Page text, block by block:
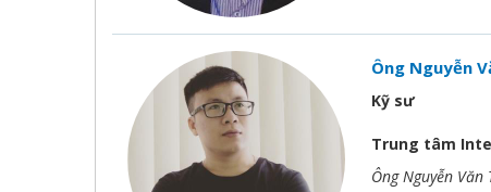
Ông Nguyễn
Kỹ sư
Trung tâm
Ông Nguyễn